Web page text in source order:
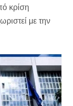
κρίση
με την